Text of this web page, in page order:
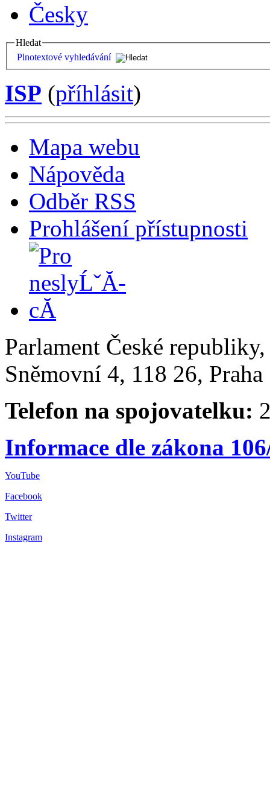
Česky
Hledat
Plnotextové vyhledávání
ISP (příhlásit)
Mapa webu
Nápověda
Odběr RSS
Prohlášení přístupnosti
Parlament České
Sněmovní 4, 118 26,
Telefon na spojovatelku:
Informace dle zákona
YouTube
Facebook
Twitter
Instagram